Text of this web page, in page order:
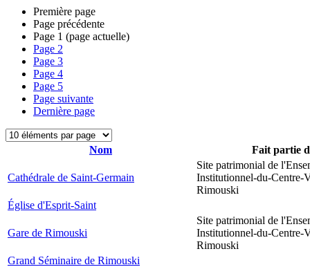
Première page
Page précédente
Page 1 (page actuelle)
Page 2
Page 3
Page 4
Page 5
Page suivante
Dernière page
Nom Fait partie
Cathédrale de Saint-Germain
Site patrimonial de
Institutionnel-du-Centre-
Rimouski
Église d'Esprit-Saint
Gare de Rimouski
Site patrimonial de
Institutionnel-du-Centre-
Rimouski
Grand Séminaire de Rimouski